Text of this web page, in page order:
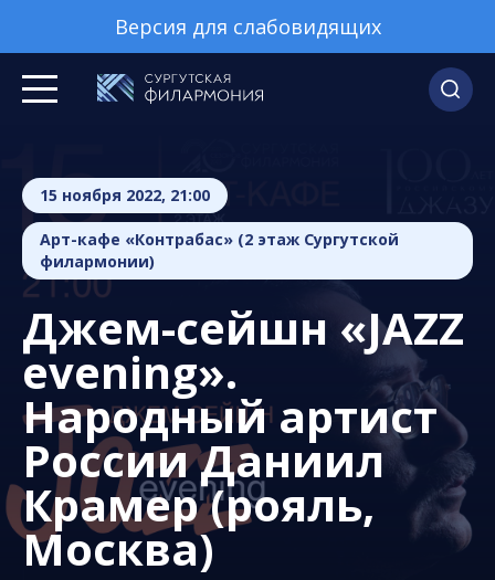
Версия для слабовидящих
15 ноября 2022, 21:00
Арт-кафе «Контрабас» (2 этаж Сургутской
филармонии)
Джем-сейшн «JAZZ
evening».
Народный артист
России Даниил
Крамер (рояль,
Москва)